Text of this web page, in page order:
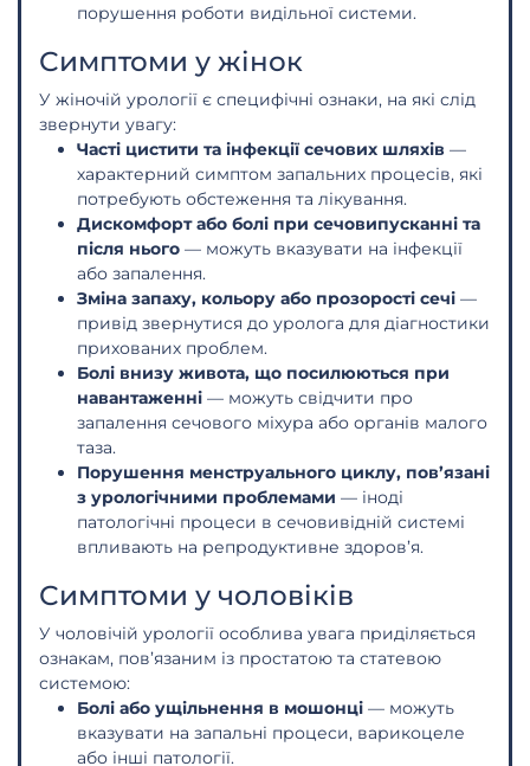
порушення роботи видільної системи.
Симптоми у жінок
У жіночій урології є специфічні ознаки, на які слід
звернути увагу:
Часті цистити та інфекції сечових шляхів —
характерний симптом запальних процесів, які
потребують обстеження та лікування.
Дискомфорт або болі при сечовипусканні та
після нього — можуть вказувати на інфекції
або запалення.
Зміна запаху, кольору або прозорості сечі —
привід звернутися до уролога для діагностики
прихованих проблем.
Болі внизу живота, що посилюються при
навантаженні — можуть свідчити про
запалення сечового міхура або органів малого
таза.
Порушення менструального циклу, пов’язані
з урологічними проблемами — іноді
патологічні процеси в сечовивідній системі
впливають на репродуктивне здоров’я.
Симптоми у чоловіків
У чоловічій урології особлива увага приділяється
ознакам, пов’язаним із простатою та статевою
системою:
Болі або ущільнення в мошонці — можуть
вказувати на запальні процеси, варикоцеле
або інші патології.